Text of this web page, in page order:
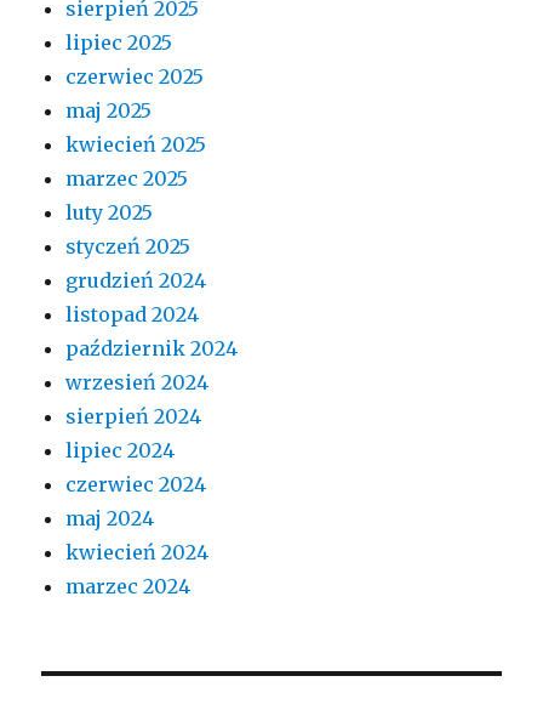
sierpień 2025
lipiec 2025
czerwiec 2025
maj 2025
kwiecień 2025
marzec 2025
luty 2025
styczeń 2025
grudzień 2024
listopad 2024
październik 2024
wrzesień 2024
sierpień 2024
lipiec 2024
czerwiec 2024
maj 2024
kwiecień 2024
marzec 2024